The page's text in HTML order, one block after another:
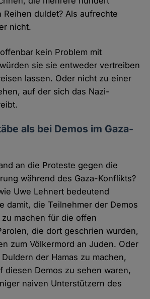
Reihen duldet? Als aufrechte
nicht.
kein Problem mit
sie sie entweder vertreiben
lassen. Oder nicht zu einer
auf der sich das Nazi-
als bei Demos im Gaza-
an die Proteste gegen die
während des Gaza-Konflikts?
Uwe Lehnert bedeutend
damit, die Teilnehmer der Demos
machen für die offen
die dort geschrien wurden,
zum Völkermord an Juden. Oder
der Hamas zu machen,
diesen Demos zu sehen waren,
naiven Unterstützern des